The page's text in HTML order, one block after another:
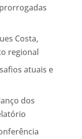
Costa,
regional
atuais e
dos